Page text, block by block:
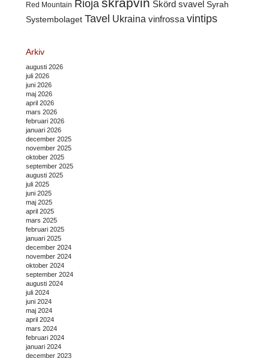
Red Mountain Rioja skräpvin Skörd svavel Syrah
Systembolaget Tavel Ukraina vinfrossa vintips
Arkiv
augusti 2026
juli 2026
juni 2026
maj 2026
april 2026
mars 2026
februari 2026
januari 2026
december 2025
november 2025
oktober 2025
september 2025
augusti 2025
juli 2025
juni 2025
maj 2025
april 2025
mars 2025
februari 2025
januari 2025
december 2024
november 2024
oktober 2024
september 2024
augusti 2024
juli 2024
juni 2024
maj 2024
april 2024
mars 2024
februari 2024
januari 2024
december 2023